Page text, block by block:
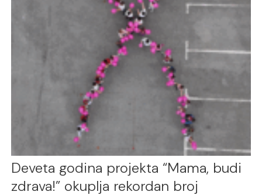
Deveta godina projekta “Mama, budi
zdrava!” okuplja rekordan broj